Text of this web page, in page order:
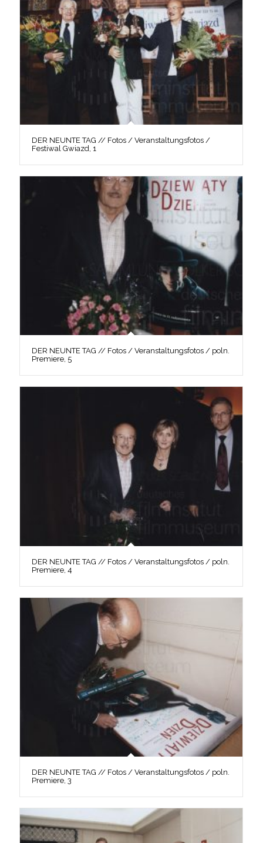
DER NEUNTE TAG // Fotos / Veranstaltungsfotos /
Festiwal Gwiazd, 1
DER NEUNTE TAG // Fotos / Veranstaltungsfotos / poln.
Premiere, 5
DER NEUNTE TAG // Fotos / Veranstaltungsfotos / poln.
Premiere, 4
DER NEUNTE TAG // Fotos / Veranstaltungsfotos / poln.
Premiere, 3